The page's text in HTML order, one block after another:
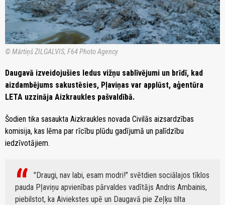
© Mārtiņš ZILGALVIS, F64 Photo Agency
Daugavā izveidojušies ledus vižņu sablīvējumi un brīdī, kad
aizdambējums sakustēsies, Pļaviņas var applūst, aģentūra
LETA uzzināja Aizkraukles pašvaldībā.
Šodien tika sasaukta Aizkraukles novada Civilās aizsardzības
komisija, kas lēma par rīcību plūdu gadījumā un palīdzību
iedzīvotājiem.
"Draugi, nav labi, esam modri!" svētdien sociālajos tīklos
pauda Pļaviņu apvienības pārvaldes vadītājs Andris Ambainis,
piebilstot, ka Aiviekstes upē un Daugavā pie Zeļķu tilta